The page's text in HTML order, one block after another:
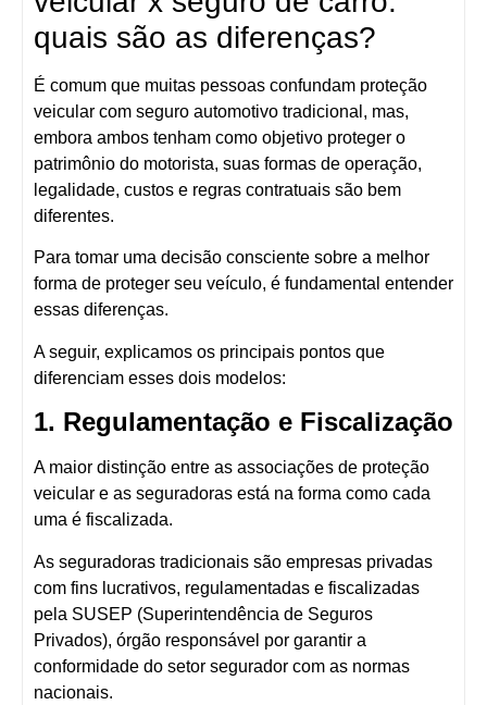
quais são as diferenças?
É comum que muitas pessoas confundam proteção
veicular com seguro automotivo tradicional , mas,
embora ambos tenham como objetivo proteger o
patrimônio do motorista, suas formas de operação,
legalidade, custos e regras contratuais são bem
diferentes.
Para tomar uma decisão consciente sobre a melhor
forma de proteger seu veículo, é fundamental entender
essas diferenças.
A seguir, explicamos os principais pontos que
diferenciam esses dois modelos:
1. Regulamentação e Fiscalização
A maior distinção entre as associações de proteção
veicular e as seguradoras está na forma como cada
uma é fiscalizada.
As seguradoras tradicionais são empresas privadas
com fins lucrativos, regulamentadas e fiscalizadas
pela SUSEP (Superintendência de Seguros
Privados), órgão responsável por garantir a
conformidade do setor segurador com as normas
nacionais.